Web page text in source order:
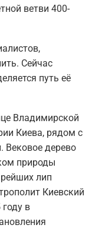
ветви 400-
Сейчас
путь её
Владимирской
Киева, рядом с
Вековое дерево
природы
лип
Киевский
в